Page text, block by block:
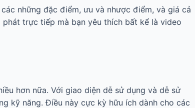
những đặc điểm, ưu và nhược điểm, và giá cả
trực tiếp mà bạn yêu thích bất kể là video
hơn nữa. Với giao diện dễ sử dụng và dễ sử
kỹ năng. Điều này cực kỳ hữu ích dành cho các